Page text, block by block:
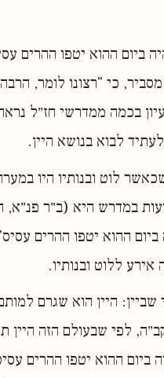
ביום ההוא יטפו ההרים
כי "רצונו לומר, הרבה
בכמה ממדרשי חז״ל
לבוא בנושא היין.
לוט ובנותיו היו
במדרש היא (ב״ר
ההוא יטפו ההרים
ללוט ובנותיו.
היין הוא שגרם
לפי שבעולם הזה היין
ההוא יטפו ההרים